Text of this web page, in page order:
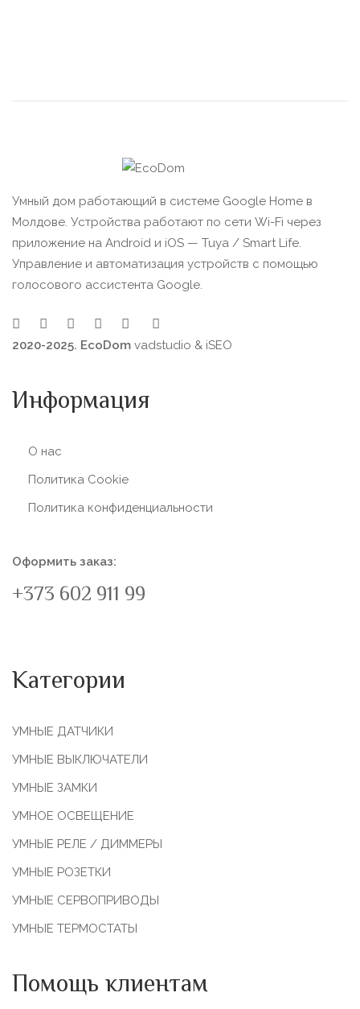
Умный дом работающий в системе Google Home в
Молдове. Устройства работают по сети Wi-Fi через
приложение на Android и iOS — Tuya / Smart Life.
Управление и автоматизация устройств с помощью
голосового ассистента Google.
2020-2025. EcoDom vadstudio & iSEO
Информация
О нас
Политика Сookie
Политика конфиденциальности
Оформить заказ:
+373 602 911 99
Категории
УМНЫЕ ДАТЧИКИ
УМНЫЕ ВЫКЛЮЧАТЕЛИ
УМНЫЕ ЗАМКИ
УМНОЕ ОСВЕЩЕНИЕ
УМНЫЕ РЕЛЕ / ДИММЕРЫ
УМНЫЕ РОЗЕТКИ
УМНЫЕ СЕРВОПРИВОДЫ
УМНЫЕ ТЕРМОСТАТЫ
Помощь клиентам